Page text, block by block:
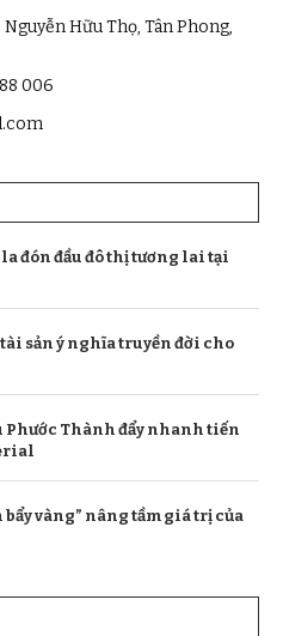
Hữu Thọ, Tân Phong,
006
đón đầu đô thị tương lai tại
sản ý nghĩa truyền đời cho
Phước Thành đẩy nhanh tiến
bẩy vàng” nâng tầm giá trị của